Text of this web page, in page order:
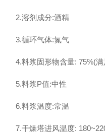
2.溶剂成分:酒精
3.循环气体:氮气
4.料浆固形物含量: 75%(
5.料浆P值:中性
6.料浆温度:常温
7.干燥塔进风温度: